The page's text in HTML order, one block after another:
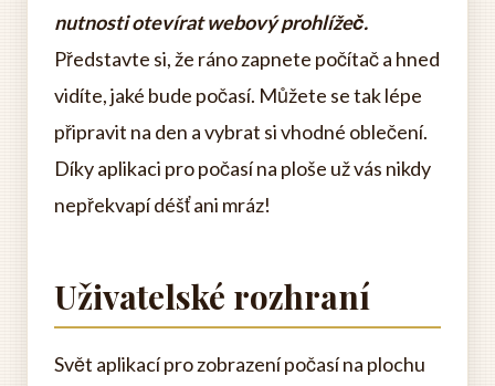
nutnosti otevírat webový prohlížeč.
Představte si, že ráno zapnete počítač a hned
vidíte, jaké bude počasí. Můžete se tak lépe
připravit na den a vybrat si vhodné oblečení.
Díky aplikaci pro počasí na ploše už vás nikdy
nepřekvapí déšť ani mráz!
Uživatelské rozhraní
Svět aplikací pro zobrazení počasí na plochu